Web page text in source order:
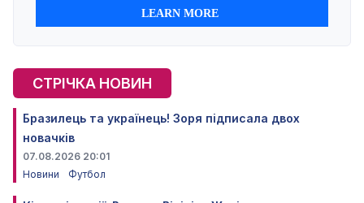
СТРІЧКА НОВИН
Бразилець та українець! Зоря підписала двох
новачків
07.08.2026 20:01
Новини
Футбол